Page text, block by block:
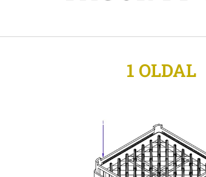
1 OLDAL